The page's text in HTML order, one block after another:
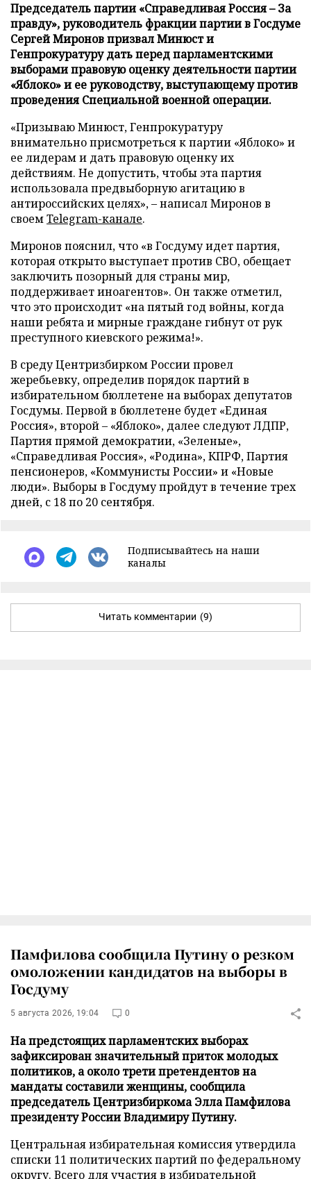
Председатель партии «Справедливая Россия – За
правду», руководитель фракции партии в Госдуме
Сергей Миронов призвал Минюст и
Генпрокуратуру дать перед парламентскими
выборами правовую оценку деятельности партии
«Яблоко» и ее руководству, выступающему против
проведения Специальной военной операции.
«Призываю Минюст, Генпрокуратуру
внимательно присмотреться к партии «Яблоко» и
ее лидерам и дать правовую оценку их
действиям. Не допустить, чтобы эта партия
использовала предвыборную агитацию в
антироссийских целях», – написал Миронов в
своемTelegram-канале.
Миронов пояснил, что «в Госдуму идет партия,
которая открыто выступает против СВО, обещает
заключить позорный для страны мир,
поддерживает иноагентов». Он также отметил,
что это происходит «на пятый год войны, когда
наши ребята и мирные граждане гибнут от рук
преступного киевского режима!».
В среду Центризбирком России провел
жеребьевку, определив порядок партий в
избирательном бюллетене на выборах депутатов
Госдумы. Первой в бюллетене будет «Единая
Россия», второй – «Яблоко», далее следуют ЛДПР,
Партия прямой демократии, «Зеленые»,
«Справедливая Россия», «Родина», КПРФ, Партия
пенсионеров, «Коммунисты России» и «Новые
люди». Выборы в Госдуму пройдут в течение трех
дней, с 18 по 20 сентября.
Подписывайтесь на наши
каналы
Читать комментарии (9)
Памфилова сообщила Путину о резком
омоложении кандидатов на выборы в
Госдуму
5 августа 2026, 19:04 0
На предстоящих парламентских выборах
зафиксирован значительный приток молодых
политиков, а около трети претендентов на
мандаты составили женщины, сообщила
председатель Центризбиркома Элла Памфилова
президенту России Владимиру Путину.
Центральная избирательная комиссия утвердила
списки 11 политических партий по федеральному
округу. Всего для участия в избирательной